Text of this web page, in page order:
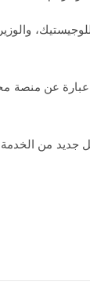
والوزير
جديد من